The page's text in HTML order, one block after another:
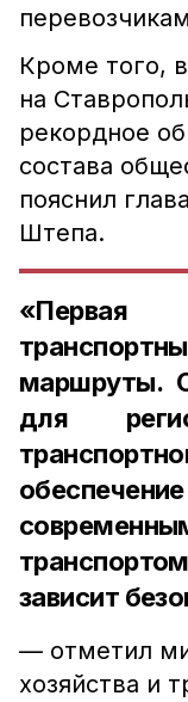
Кроме того,
на
рекордное
состава
пояснил
Штепа.
«Первая
маршруты.
для
зависит
— отметил
хозяйства и